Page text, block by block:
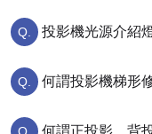
投影機光源介紹
何謂投影機梯形
何謂正投影、背